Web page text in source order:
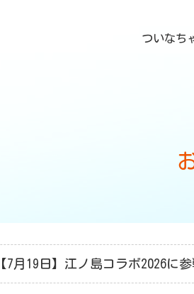
ついなち
【7月19日】江ノ島コラボ2026に